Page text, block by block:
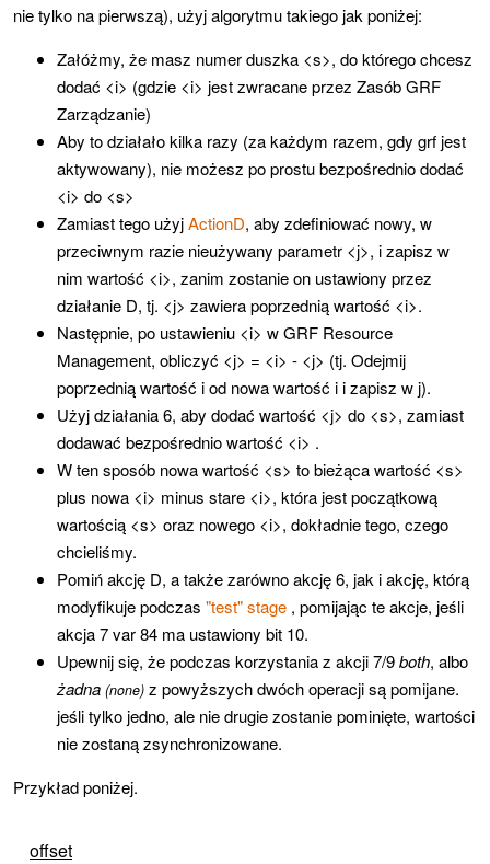
nie tylko na pierwszą), użyj algorytmu takiego jak poniżej:
Załóżmy, że masz numer duszka <s>, do którego chcesz
dodać <i> (gdzie <i> jest zwracane przez Zasób GRF
Zarządzanie)
Aby to działało kilka razy (za każdym razem, gdy grf jest
aktywowany), nie możesz po prostu bezpośrednio dodać
<i> do <s>
Zamiast tego użyjActionD, aby zdefiniować nowy, w
przeciwnym razie nieużywany parametr <j>, i zapisz w
nim wartość <i>, zanim zostanie on ustawiony przez
działanie D, tj. <j> zawiera poprzednią wartość <i>.
Następnie, po ustawieniu <i> w GRF Resource
Management, obliczyć <j> = <i> - <j> (tj. Odejmij
poprzednią wartość i od nowa wartość i i zapisz w j).
Użyj działania 6, aby dodać wartość <j> do <s>, zamiast
dodawać bezpośrednio wartość <i> .
W ten sposób nowa wartość <s> to bieżąca wartość <s>
plus nowa <i> minus stare <i>, która jest początkową
wartością <s> oraz nowego <i>, dokładnie tego, czego
chcieliśmy.
Pomiń akcję D, a także zarówno akcję 6, jak i akcję, którą
modyfikuje podczas "test" stage , pomijając te akcje, jeśli
akcja 7 var 84 ma ustawiony bit 10.
Upewnij się, że podczas korzystania z akcji 7/9both, albo
żadna (none) z powyższych dwóch operacji są pomijane.
jeśli tylko jedno, ale nie drugie zostanie pominięte, wartości
nie zostaną zsynchronizowane.
Przykład poniżej.
offset